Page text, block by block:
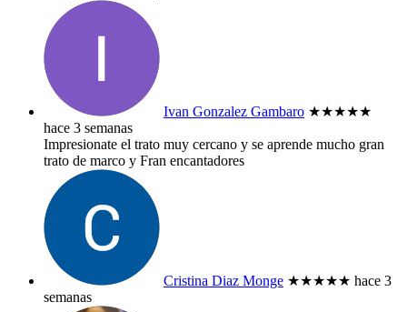
Ivan Gonzalez Gambaro ★★★★★
hace 3 semanas
Impresionate el trato muy cercano y se aprende mucho gran
trato de marco y Fran encantadores
Cristina Diaz Monge ★★★★★ hace 3
semanas